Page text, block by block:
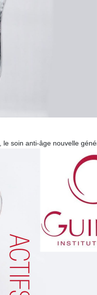
, le soin anti-âge nouvelle